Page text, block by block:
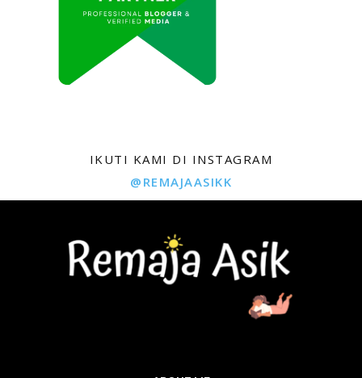
IKUTI KAMI DI INSTAGRAM
@REMAJAASIKK